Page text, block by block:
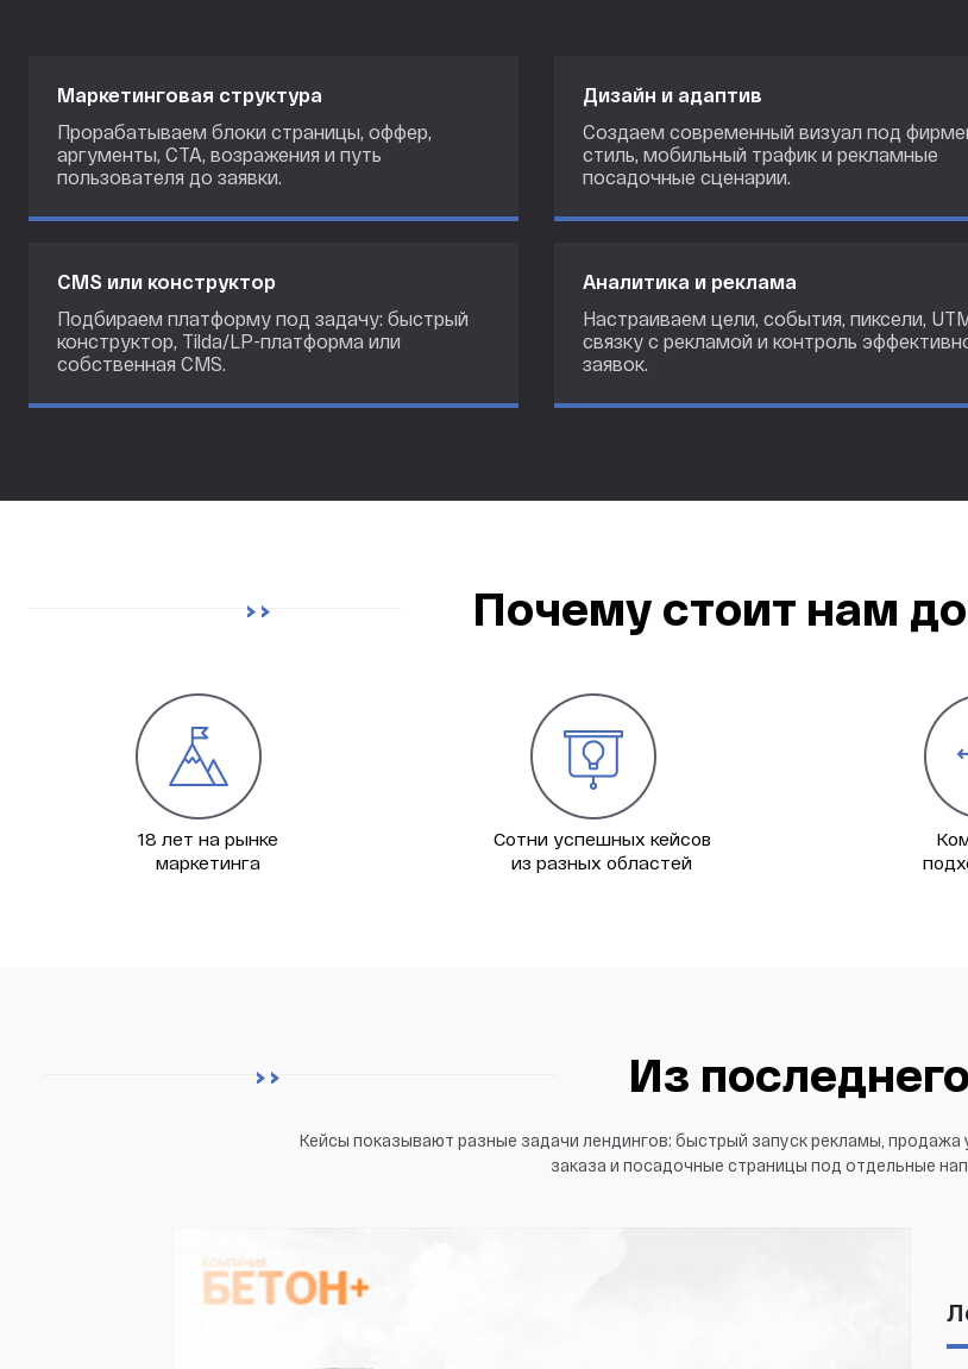
Маркетинговая структура
Прорабатываем блоки страницы, оффер,
аргументы, CTA, возражения и путь
пользователя до заявки.
Дизайн и адаптив
Создаем современный визуал под
стиль, мобильный трафик и рекламные
посадочные сценарии.
CMS или конструктор
Подбираем платформу под задачу: быстрый
конструктор, Tilda/LP-платформа или
собственная CMS.
Аналитика и реклама
Настраиваем цели, события, пиксели,
связку с рекламой и контроль
заявок.
Почему стоит нам
18 лет на рынке
маркетинга
Сотни успешных кейсов
из разных областей
Из последнего
Кейсы показывают разные задачи лендингов: быстрый запуск рекламы, продажа
заказа и посадочные страницы под отдельные